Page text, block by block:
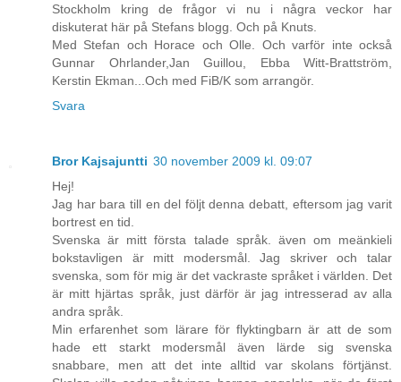
Stockholm kring de frågor vi nu i några veckor har
diskuterat här på Stefans blogg. Och på Knuts.
Med Stefan och Horace och Olle. Och varför inte också
Gunnar Ohrlander,Jan Guillou, Ebba Witt-Brattström,
Kerstin Ekman...Och med FiB/K som arrangör.
Svara
Bror Kajsajuntti 30 november 2009 kl. 09:07
Hej!
Jag har bara till en del följt denna debatt, eftersom jag varit
bortrest en tid.
Svenska är mitt första talade språk. även om meänkieli
bokstavligen är mitt modersmål. Jag skriver och talar
svenska, som för mig är det vackraste språket i världen. Det
är mitt hjärtas språk, just därför är jag intresserad av alla
andra språk.
Min erfarenhet som lärare för flyktingbarn är att de som
hade ett starkt modersmål även lärde sig svenska
snabbare, men att det inte alltid var skolans förtjänst.